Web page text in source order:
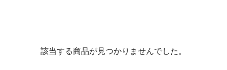
該当する商品が見つかりませんでした。